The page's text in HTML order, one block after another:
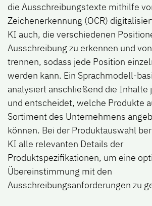
die Ausschreibungstexte mithilfe
Zeichenerkennung (OCR)
KI auch, die verschiedenen
Ausschreibung zu erkennen und
trennen, sodass jede Position
werden kann. Ein Sprachmodell-
analysiert anschließend die Inhalte
und entscheidet, welche Produkte
Sortiment des Unternehmens
können. Bei der Produktauswahl
KI alle relevanten Details der
Produktspezifikationen, um eine
Übereinstimmung mit den
Ausschreibungsanforderungen zu